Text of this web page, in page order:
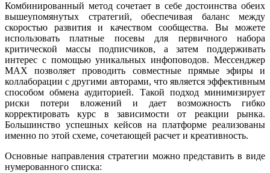
Комбинированный метод сочетает в себе достоинства обеих
вышеупомянутых стратегий, обеспечивая баланс между
скоростью развития и качеством сообщества. Вы можете
использовать платные посевы для первичного набора
критической массы подписчиков, а затем поддерживать
интерес с помощью уникальных инфоповодов. Мессенджер
MAX позволяет проводить совместные прямые эфиры и
коллаборации с другими авторами, что является эффективным
способом обмена аудиторией. Такой подход минимизирует
риски потери вложений и дает возможность гибко
корректировать курс в зависимости от реакции рынка.
Большинство успешных кейсов на платформе реализованы
именно по этой схеме, сочетающей расчет и креативность.
Основные направления стратегии можно представить в виде
нумерованного списка: